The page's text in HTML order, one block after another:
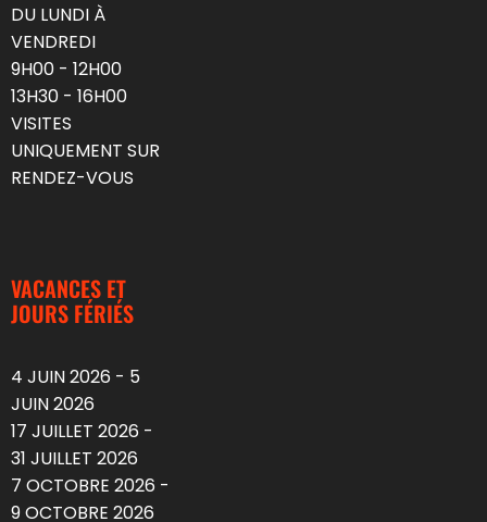
DU LUNDI À
VENDREDI
9H00 - 12H00
13H30 - 16H00
VISITES
UNIQUEMENT SUR
RENDEZ-VOUS
VACANCES ET
JOURS FÉRIÉS
4 JUIN 2026 - 5
JUIN 2026
17 JUILLET 2026 -
31 JUILLET 2026
7 OCTOBRE 2026 -
9 OCTOBRE 2026